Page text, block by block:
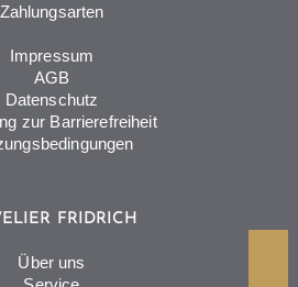
Zahlungsarten
Impressum
AGB
Datenschutz
zur Barrierefreiheit
FRIDRICH
Über uns